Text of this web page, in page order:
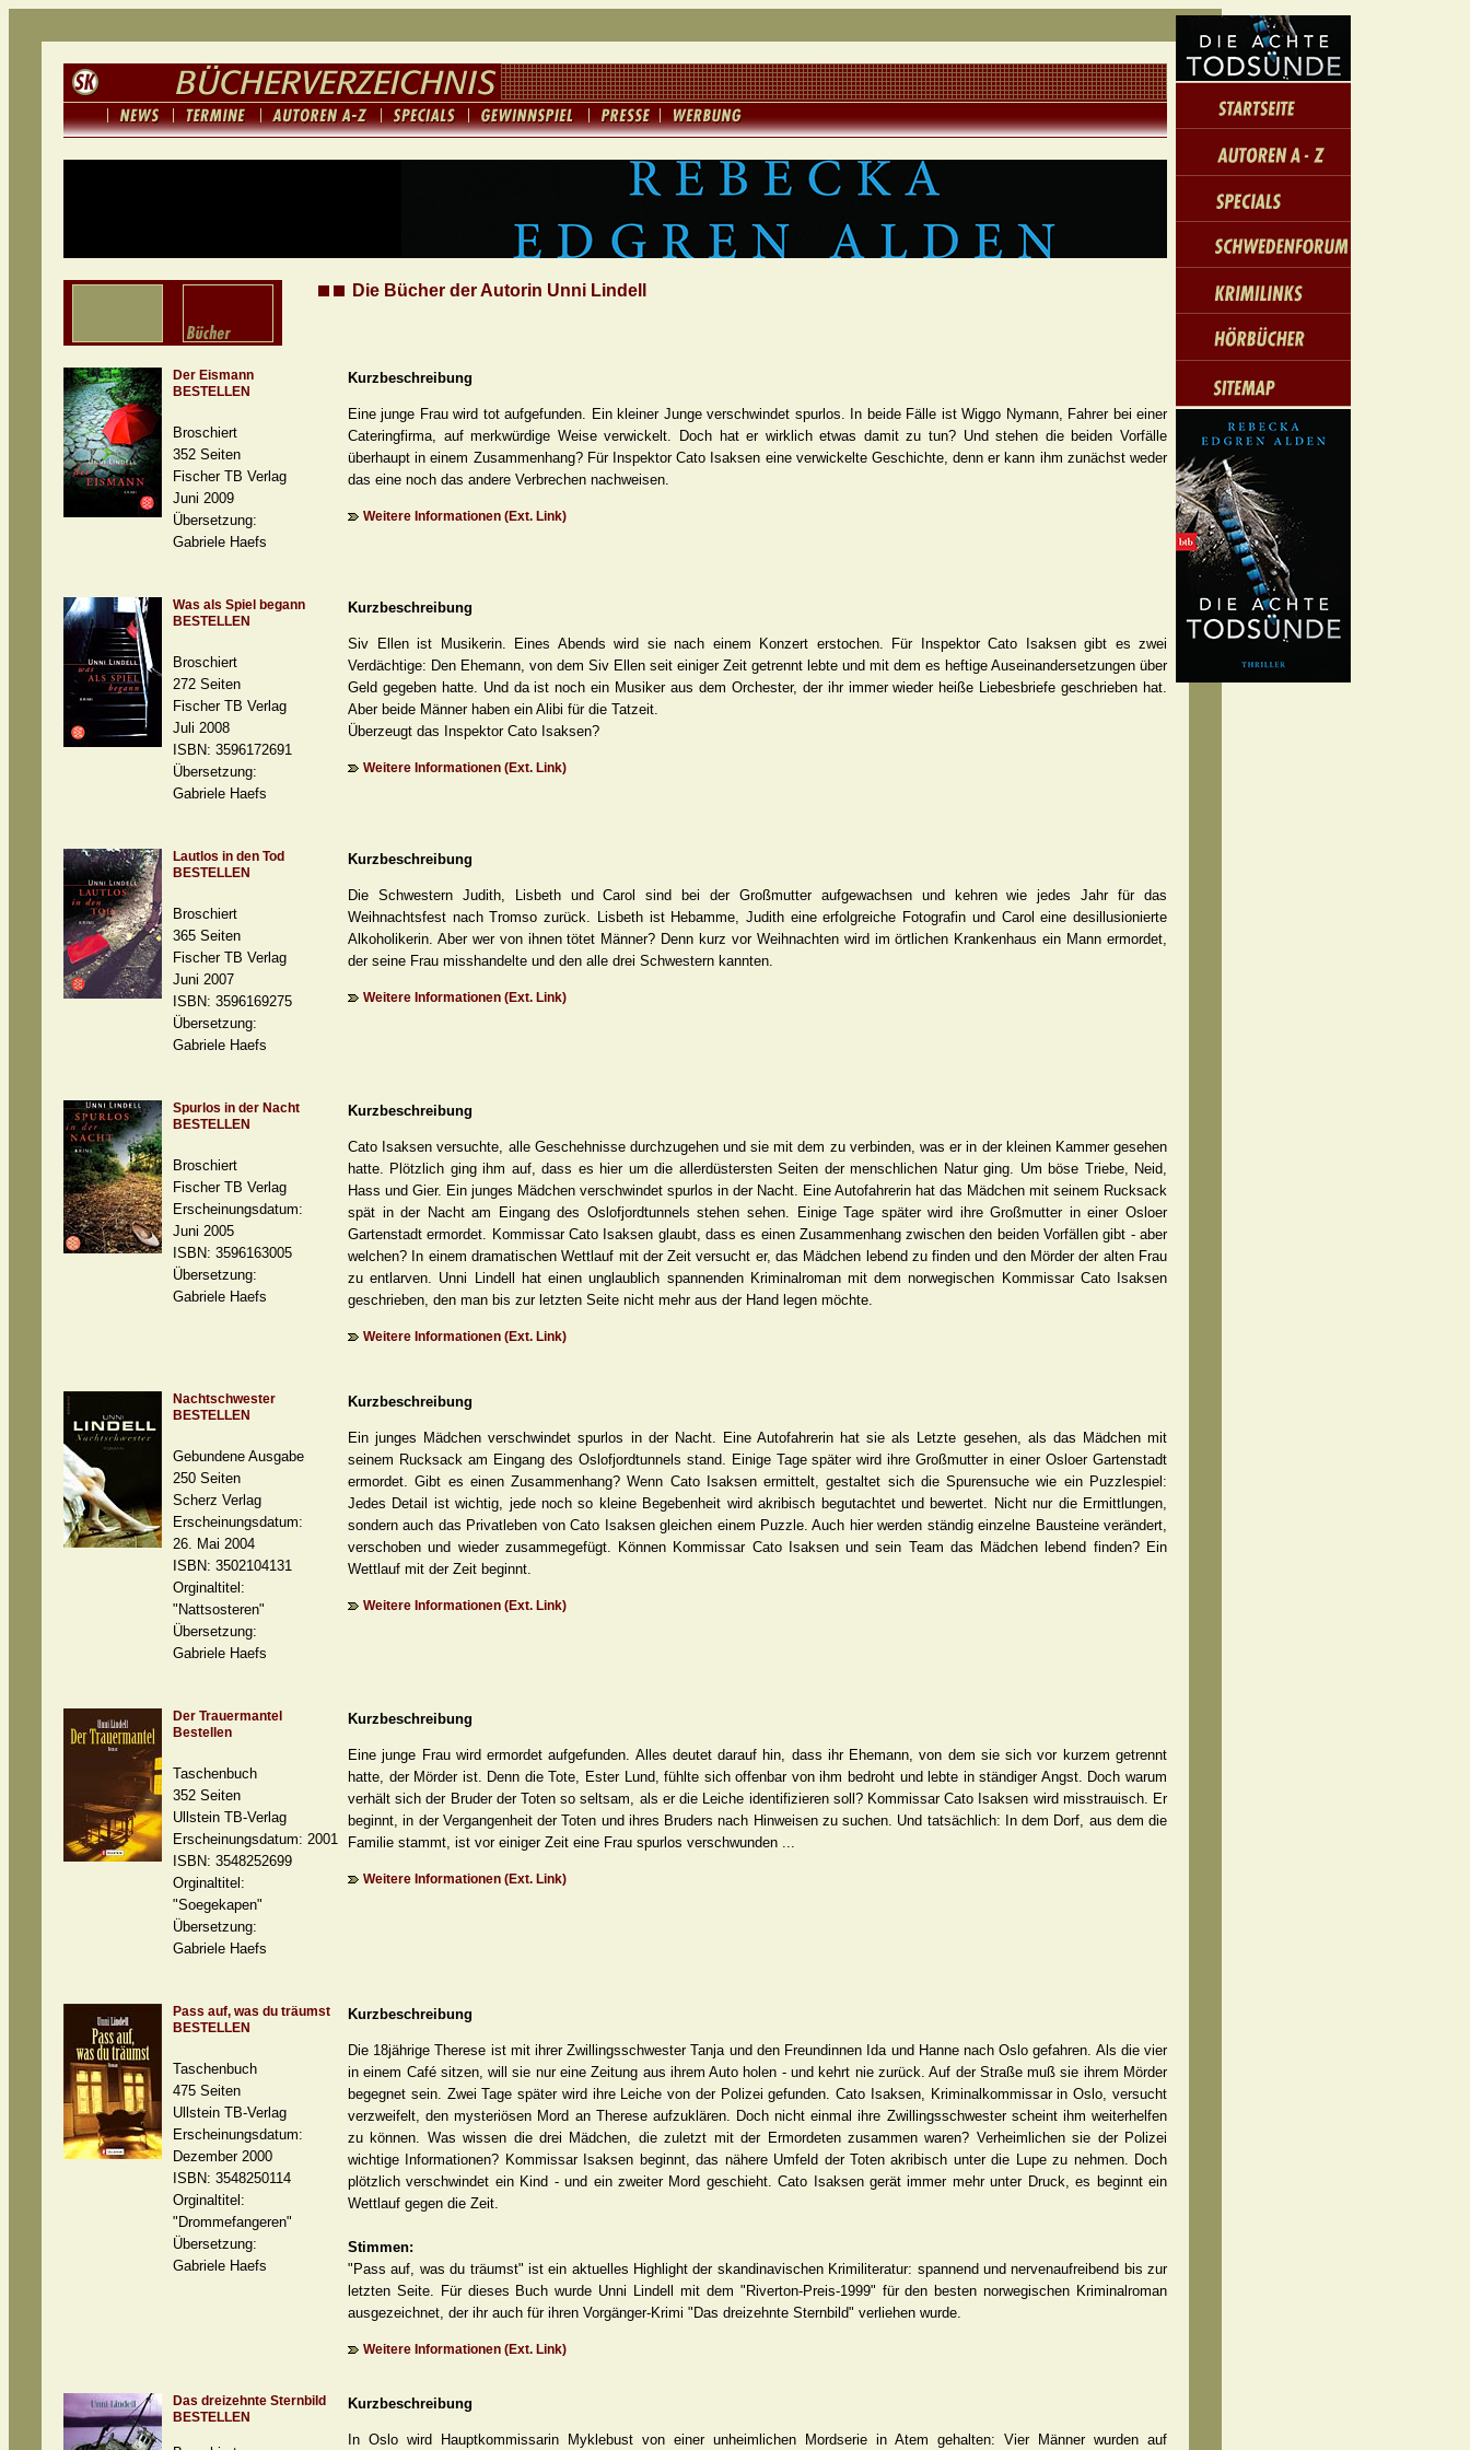
Die Bücher der Autorin Unni Lindell
Der Eismann
BESTELLEN
Broschiert
352 Seiten
Fischer TB Verlag
Juni 2009
Übersetzung:
Gabriele Haefs
Kurzbeschreibung
Eine junge Frau wird tot aufgefunden. Ein kleiner Junge verschwindet spurlos. In beide Fälle ist Wiggo Nymann, Fahrer bei einer
Cateringfirma, auf merkwürdige Weise verwickelt. Doch hat er wirklich etwas damit zu tun? Und stehen die beiden Vorfälle
überhaupt in einem Zusammenhang? Für Inspektor Cato Isaksen eine verwickelte Geschichte, denn er kann ihm zunächst weder
das eine noch das andere Verbrechen nachweisen.
Weitere Informationen (Ext. Link)
Was als Spiel begann
BESTELLEN
Broschiert
272 Seiten
Fischer TB Verlag
Juli 2008
ISBN: 3596172691
Übersetzung:
Gabriele Haefs
Kurzbeschreibung
Siv Ellen ist Musikerin. Eines Abends wird sie nach einem Konzert erstochen. Für Inspektor Cato Isaksen gibt es zwei
Verdächtige: Den Ehemann, von dem Siv Ellen seit einiger Zeit getrennt lebte und mit dem es heftige Auseinandersetzungen über
Geld gegeben hatte. Und da ist noch ein Musiker aus dem Orchester, der ihr immer wieder heiße Liebesbriefe geschrieben hat.
Aber beide Männer haben ein Alibi für die Tatzeit.
Überzeugt das Inspektor Cato Isaksen?
Weitere Informationen (Ext. Link)
Lautlos in den Tod
BESTELLEN
Broschiert
365 Seiten
Fischer TB Verlag
Juni 2007
ISBN: 3596169275
Übersetzung:
Gabriele Haefs
Kurzbeschreibung
Die Schwestern Judith, Lisbeth und Carol sind bei der Großmutter aufgewachsen und kehren wie jedes Jahr für das
Weihnachtsfest nach Tromso zurück. Lisbeth ist Hebamme, Judith eine erfolgreiche Fotografin und Carol eine desillusionierte
Alkoholikerin. Aber wer von ihnen tötet Männer? Denn kurz vor Weihnachten wird im örtlichen Krankenhaus ein Mann ermordet,
der seine Frau misshandelte und den alle drei Schwestern kannten.
Weitere Informationen (Ext. Link)
Spurlos in der Nacht
BESTELLEN
Broschiert
Fischer TB Verlag
Erscheinungsdatum:
Juni 2005
ISBN: 3596163005
Übersetzung:
Gabriele Haefs
Kurzbeschreibung
Cato Isaksen versuchte, alle Geschehnisse durchzugehen und sie mit dem zu verbinden, was er in der kleinen Kammer gesehen
hatte. Plötzlich ging ihm auf, dass es hier um die allerdüstersten Seiten der menschlichen Natur ging. Um böse Triebe, Neid,
Hass und Gier. Ein junges Mädchen verschwindet spurlos in der Nacht. Eine Autofahrerin hat das Mädchen mit seinem Rucksack
spät in der Nacht am Eingang des Oslofjordtunnels stehen sehen. Einige Tage später wird ihre Großmutter in einer Osloer
Gartenstadt ermordet. Kommissar Cato Isaksen glaubt, dass es einen Zusammenhang zwischen den beiden Vorfällen gibt - aber
welchen? In einem dramatischen Wettlauf mit der Zeit versucht er, das Mädchen lebend zu finden und den Mörder der alten Frau
zu entlarven. Unni Lindell hat einen unglaublich spannenden Kriminalroman mit dem norwegischen Kommissar Cato Isaksen
geschrieben, den man bis zur letzten Seite nicht mehr aus der Hand legen möchte.
Weitere Informationen (Ext. Link)
Nachtschwester
BESTELLEN
Gebundene Ausgabe
250 Seiten
Scherz Verlag
Erscheinungsdatum:
26. Mai 2004
ISBN: 3502104131
Orginaltitel:
"Nattsosteren"
Übersetzung:
Gabriele Haefs
Kurzbeschreibung
Ein junges Mädchen verschwindet spurlos in der Nacht. Eine Autofahrerin hat sie als Letzte gesehen, als das Mädchen mit
seinem Rucksack am Eingang des Oslofjordtunnels stand. Einige Tage später wird ihre Großmutter in einer Osloer Gartenstadt
ermordet. Gibt es einen Zusammenhang? Wenn Cato Isaksen ermittelt, gestaltet sich die Spurensuche wie ein Puzzlespiel:
Jedes Detail ist wichtig, jede noch so kleine Begebenheit wird akribisch begutachtet und bewertet. Nicht nur die Ermittlungen,
sondern auch das Privatleben von Cato Isaksen gleichen einem Puzzle. Auch hier werden ständig einzelne Bausteine verändert,
verschoben und wieder zusammegefügt. Können Kommissar Cato Isaksen und sein Team das Mädchen lebend finden? Ein
Wettlauf mit der Zeit beginnt.
Weitere Informationen (Ext. Link)
Der Trauermantel
Bestellen
Taschenbuch
352 Seiten
Ullstein TB-Verlag
Erscheinungsdatum: 2001
ISBN: 3548252699
Orginaltitel:
"Soegekapen"
Übersetzung:
Gabriele Haefs
Kurzbeschreibung
Eine junge Frau wird ermordet aufgefunden. Alles deutet darauf hin, dass ihr Ehemann, von dem sie sich vor kurzem getrennt
hatte, der Mörder ist. Denn die Tote, Ester Lund, fühlte sich offenbar von ihm bedroht und lebte in ständiger Angst. Doch warum
verhält sich der Bruder der Toten so seltsam, als er die Leiche identifizieren soll? Kommissar Cato Isaksen wird misstrauisch. Er
beginnt, in der Vergangenheit der Toten und ihres Bruders nach Hinweisen zu suchen. Und tatsächlich: In dem Dorf, aus dem die
Familie stammt, ist vor einiger Zeit eine Frau spurlos verschwunden ...
Weitere Informationen (Ext. Link)
Pass auf, was du träumst
BESTELLEN
Taschenbuch
475 Seiten
Ullstein TB-Verlag
Erscheinungsdatum:
Dezember 2000
ISBN: 3548250114
Orginaltitel:
"Drommefangeren"
Übersetzung:
Gabriele Haefs
Kurzbeschreibung
Die 18jährige Therese ist mit ihrer Zwillingsschwester Tanja und den Freundinnen Ida und Hanne nach Oslo gefahren. Als die vier
in einem Café sitzen, will sie nur eine Zeitung aus ihrem Auto holen - und kehrt nie zurück. Auf der Straße muß sie ihrem Mörder
begegnet sein. Zwei Tage später wird ihre Leiche von der Polizei gefunden. Cato Isaksen, Kriminalkommissar in Oslo, versucht
verzweifelt, den mysteriösen Mord an Therese aufzuklären. Doch nicht einmal ihre Zwillingsschwester scheint ihm weiterhelfen
zu können. Was wissen die drei Mädchen, die zuletzt mit der Ermordeten zusammen waren? Verheimlichen sie der Polizei
wichtige Informationen? Kommissar Isaksen beginnt, das nähere Umfeld der Toten akribisch unter die Lupe zu nehmen. Doch
plötzlich verschwindet ein Kind - und ein zweiter Mord geschieht. Cato Isaksen gerät immer mehr unter Druck, es beginnt ein
Wettlauf gegen die Zeit.
Stimmen:
"Pass auf, was du träumst" ist ein aktuelles Highlight der skandinavischen Krimiliteratur: spannend und nervenaufreibend bis zur
letzten Seite. Für dieses Buch wurde Unni Lindell mit dem "Riverton-Preis-1999" für den besten norwegischen Kriminalroman
ausgezeichnet, der ihr auch für ihren Vorgänger-Krimi "Das dreizehnte Sternbild" verliehen wurde.
Weitere Informationen (Ext. Link)
Das dreizehnte Sternbild
BESTELLEN
Kurzbeschreibung
In Oslo wird Hauptkommissarin Myklebust von einer unheimlichen Mordserie in Atem gehalten: Vier Männer wurden auf